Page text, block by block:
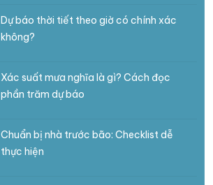
Dự báo thời tiết theo giờ có chính xác
không?
Xác suất mưa nghĩa là gì? Cách đọc
phần trăm dự báo
Chuẩn bị nhà trước bão: Checklist dễ
thực hiện